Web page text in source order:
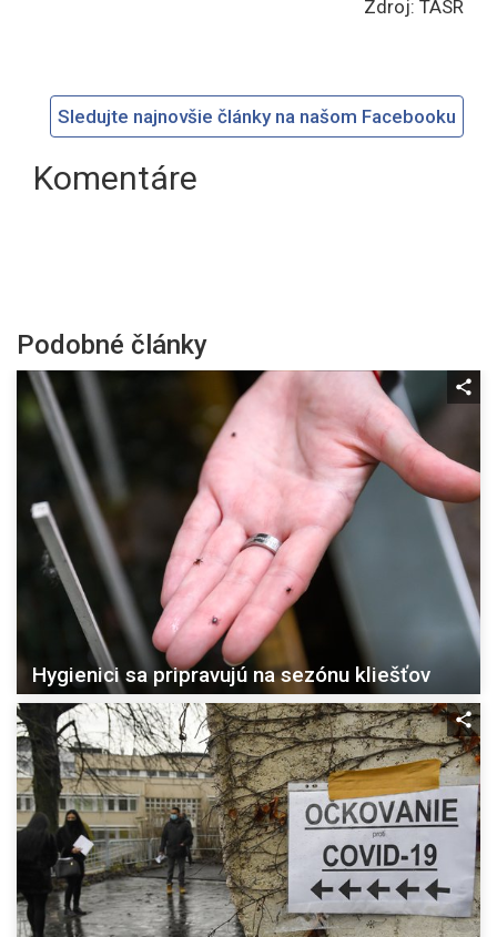
Zdroj: TASR
Sledujte najnovšie články na našom Facebooku
Komentáre
Podobné články
Hygienici sa pripravujú na sezónu kliešťov